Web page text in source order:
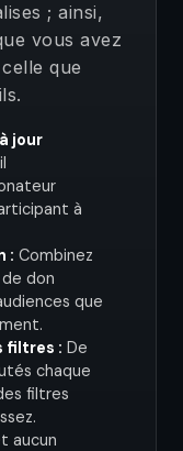
; ainsi,
vous avez
que
jour
à
: Combinez
don
que
filtres : De
chaque
filtres
aucun